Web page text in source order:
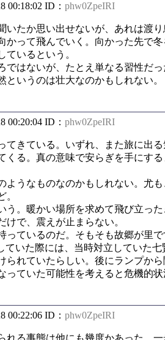
00:18:02 ID： phw0ZpeIRI
たか思い出せないが、あれは渡り
って飛んでいく。向かった先で
いるという。
はないが、たとえ単なる習性だ
いうのは壮大なのかもしれない。
00:20:04 ID： phw0ZpeIRI
きている。いずれ、また旅に出
くる。真の意味で安らぎを手にす
うなものなのかもしれない。尤
。
。暖かい場所を求めて飛び立っ
で、震えが止まらない。
ているのだ。そもそも故郷が里
ていた際には、当時対立していた
られていたらしい。後にランプか
ていた可能性を考えると危機的状
00:22:06 ID： phw0ZpeIRI
る事態は他にも幾度かあった。